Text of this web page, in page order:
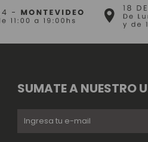
SUMATE A NUESTRO